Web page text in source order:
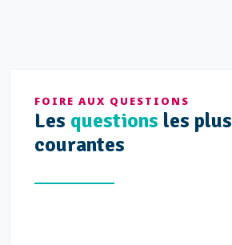
FOIRE AUX QUESTIONS
Les questions les plus
courantes